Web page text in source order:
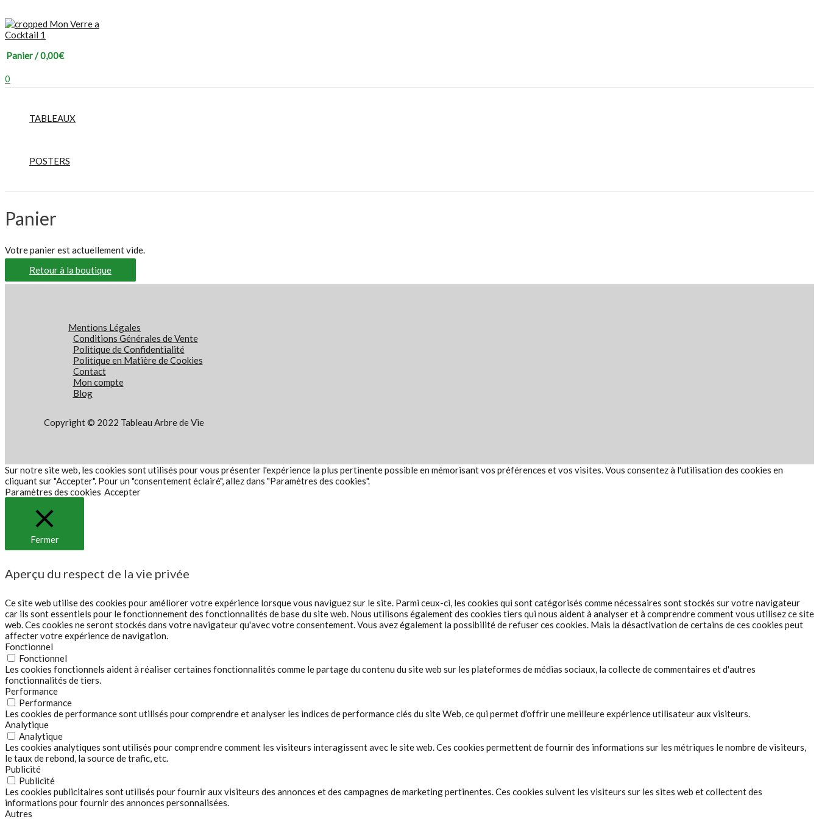
Panier/0,00€
0
TABLEAUX
POSTERS
Panier
Votre panier est actuellement vide.
Retour à la boutique
Mentions Légales
Conditions Générales de Vente
Politique de Confidentialité
Politique en Matière de Cookies
Contact
Mon compte
Blog
Copyright © 2022 Tableau Arbre de Vie
Sur notre site web, les cookies sont utilisés pour vous présenter l'expérience la plus pertinente possible en mémorisant vos préférences et vos visites. Vous consentez à l'utilisation des cookies en
cliquant sur "Accepter". Pour un "consentement éclairé", allez dans "Paramètres des cookies".
Paramètres des cookies Accepter
Fermer
Aperçu du respect de la vie privée
Ce site web utilise des cookies pour améliorer votre expérience lorsque vous naviguez sur le site. Parmi ceux-ci, les cookies qui sont catégorisés comme nécessaires sont stockés sur votre navigateur
car ils sont essentiels pour le fonctionnement des fonctionnalités de base du site web. Nous utilisons également des cookies tiers qui nous aident à analyser et à comprendre comment vous utilisez ce site
web. Ces cookies ne seront stockés dans votre navigateur qu'avec votre consentement. Vous avez également la possibilité de refuser ces cookies. Mais la désactivation de certains de ces cookies peut
affecter votre expérience de navigation.
Fonctionnel
Fonctionnel
Les cookies fonctionnels aident à réaliser certaines fonctionnalités comme le partage du contenu du site web sur les plateformes de médias sociaux, la collecte de commentaires et d'autres
fonctionnalités de tiers.
Performance
Performance
Les cookies de performance sont utilisés pour comprendre et analyser les indices de performance clés du site Web, ce qui permet d'offrir une meilleure expérience utilisateur aux visiteurs.
Analytique
Analytique
Les cookies analytiques sont utilisés pour comprendre comment les visiteurs interagissent avec le site web. Ces cookies permettent de fournir des informations sur les métriques le nombre de visiteurs,
le taux de rebond, la source de trafic, etc.
Publicité
Publicité
Les cookies publicitaires sont utilisés pour fournir aux visiteurs des annonces et des campagnes de marketing pertinentes. Ces cookies suivent les visiteurs sur les sites web et collectent des
informations pour fournir des annonces personnalisées.
Autres